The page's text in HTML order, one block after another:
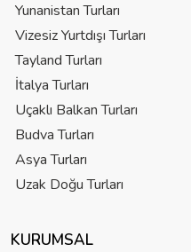
Yunanistan Turları
Vizesiz Yurtdışı Turları
Tayland Turları
İtalya Turları
Uçaklı Balkan Turları
Budva Turları
Asya Turları
Uzak Doğu Turları
KURUMSAL